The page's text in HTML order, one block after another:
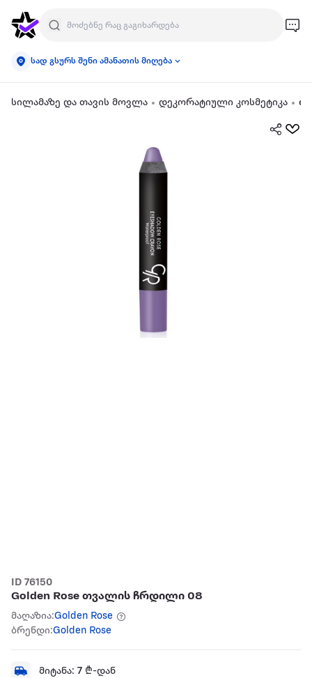
სად გსურს შენი ამანათის მიღება
სილამაზე და თავის მოვლა დეკორატიული კოსმეტიკა
ID 76150
Golden Rose თვალის ჩრდილი 08
მაღაზია:Golden Rose
ბრენდი:Golden Rose
მიტანა: 7 ₾-დან